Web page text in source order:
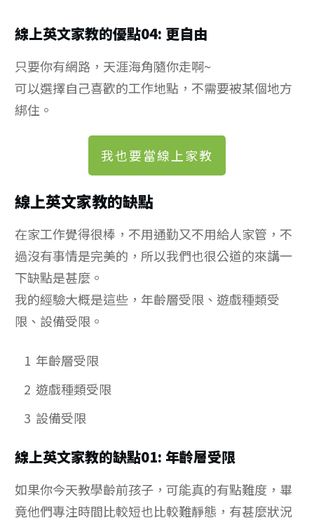
線上英文家教的優點04: 更自由
只要你有網路，天涯海角隨你走啊~
可以選擇自己喜歡的工作地點，不需要被某個地方
綁住。
我也要當線上家教
線上英文家教的缺點
在家工作覺得很棒，不用通勤又不用給人家管，不
過沒有事情是完美的，所以我們也很公道的來講一
下缺點是甚麼。
我的經驗大概是這些，年齡層受限、遊戲種類受
限、設備受限。
1 年齡層受限
2 遊戲種類受限
3 設備受限
線上英文家教的缺點01: 年齡層受限
如果你今天教學齡前孩子，可能真的有點難度，畢
竟他們專注時間比較短也比較難靜態，有甚麼狀況